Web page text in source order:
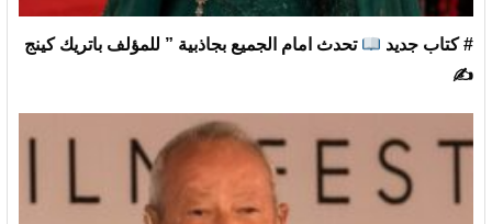
# كتاب جديد
تحدث امام الجميع بجاذبية ” للمؤلف باتريك كينج
✍